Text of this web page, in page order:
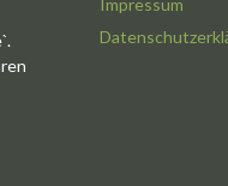
Impressum